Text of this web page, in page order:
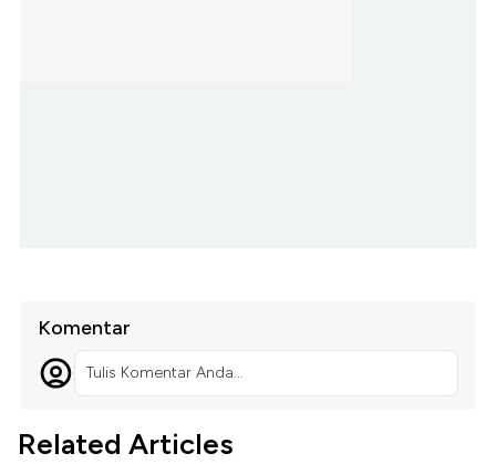
Komentar
Tulis Komentar Anda...
Related Articles